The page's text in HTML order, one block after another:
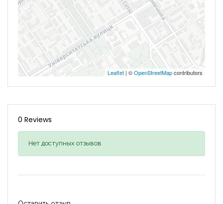
Leaflet | ©OpenStreetMapcontributors
0 Reviews
Нет доступных отзывов